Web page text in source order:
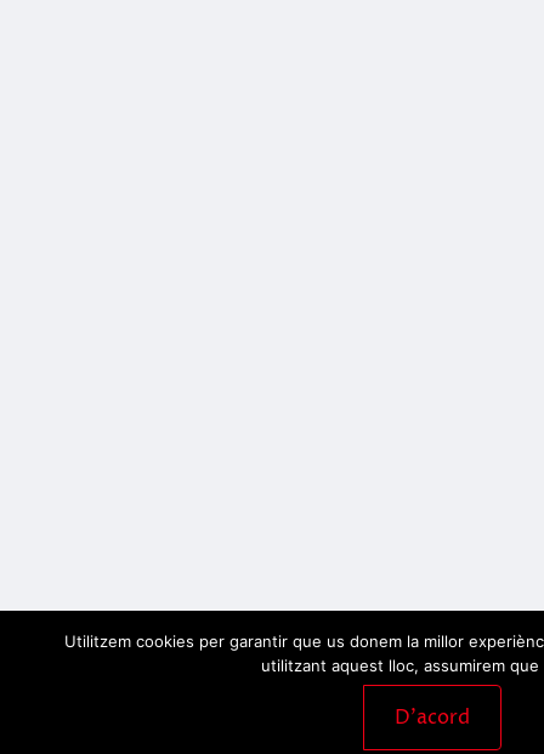
Utilitzem cookies per garantir que us donem la millor
utilitzant aquest lloc, assumirem que
D'acord